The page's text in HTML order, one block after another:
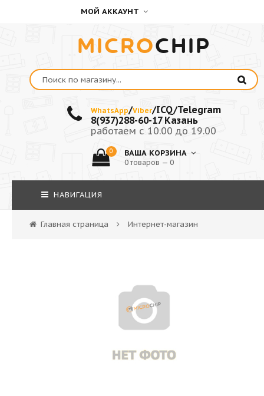
МОЙ АККАУНТ
MICROCHIP
WhatsApp/Viber/ICQ/Telegram
8(937)288-60-17 Казань
работаем с 10.00 до 19.00
0 ВАША КОРЗИНА
0 товаров — 0
НАВИГАЦИЯ
Главная страница Интернет-магазин